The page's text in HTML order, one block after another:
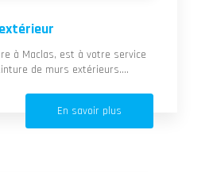
à Maclas, est à votre service
de murs extérieurs....
En savoir plus